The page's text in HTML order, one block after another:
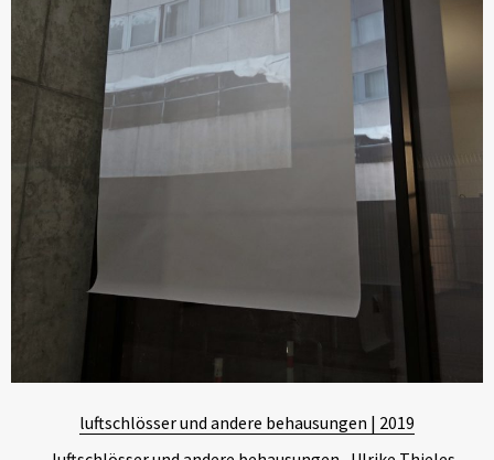
luftschlösser und andere behausungen | 2019